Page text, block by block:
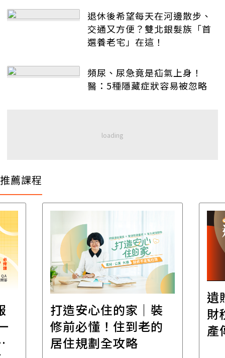
退休後希望每天在河邊散步、
交通又方便？雙北銀髮族「首
選養老宅」在這！
頻尿、尿急竟是疝氣上身！
醫：5種隱藏症狀容易被忽略
推薦課程
打造安心住的家｜裝
修前必懂！住到老的
居住規劃全攻略
遺
財
產